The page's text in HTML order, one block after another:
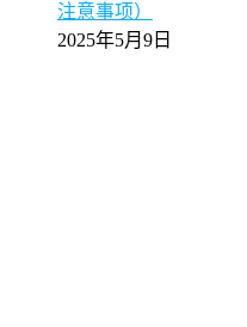
注意事项）
2025年5月9日